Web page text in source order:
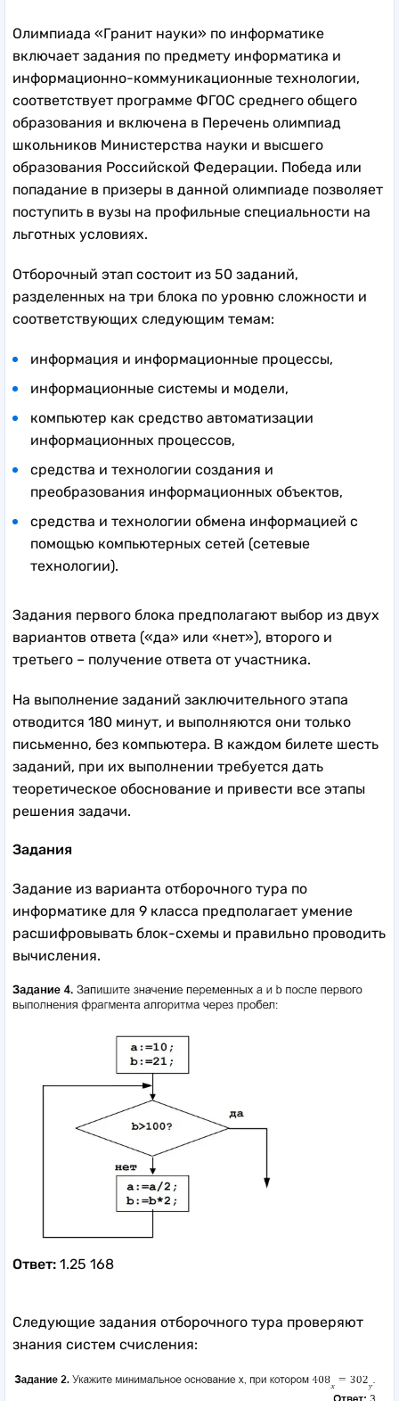
Олимпиада «Гранит науки» по информатике
включает задания по предмету информатика и
информационно-коммуникационные технологии,
соответствует программе ФГОС среднего общего
образования и включена в Перечень олимпиад
школьников Министерства науки и высшего
образования Российской Федерации. Победа или
попадание в призеры в данной олимпиаде позволяет
поступить в вузы на профильные специальности на
льготных условиях.
Отборочный этап состоит из 50 заданий,
разделенных на три блока по уровню сложности и
соответствующих следующим темам:
информация и информационные процессы,
информационные системы и модели,
компьютер как средство автоматизации
информационных процессов,
средства и технологии создания и
преобразования информационных объектов,
средства и технологии обмена информацией с
помощью компьютерных сетей (сетевые
технологии).
Задания первого блока предполагают выбор из двух
вариантов ответа («да» или «нет»), второго и
третьего – получение ответа от участника.
На выполнение заданий заключительного этапа
отводится 180 минут, и выполняются они только
письменно, без компьютера. В каждом билете шесть
заданий, при их выполнении требуется дать
теоретическое обоснование и привести все этапы
решения задачи.
Задания
Задание из варианта отборочного тура по
информатике для 9 класса предполагает умение
расшифровывать блок-схемы и правильно проводить
вычисления.
Ответ: 1.25 168
Следующие задания отборочного тура проверяют
знания систем счисления: